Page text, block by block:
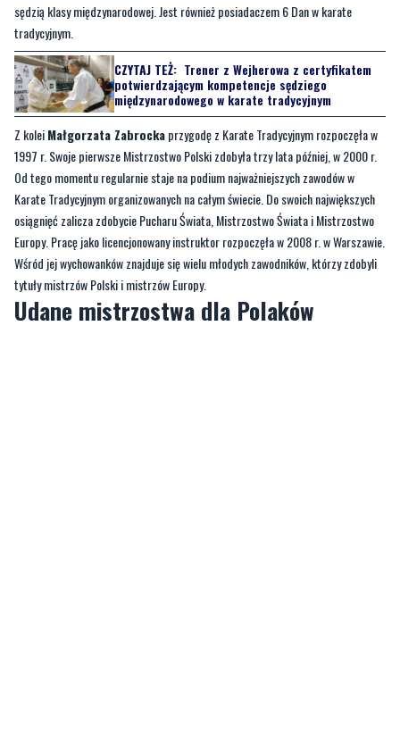
sędzią klasy międzynarodowej. Jest również posiadaczem 6 Dan w karate
tradycyjnym.
CZYTAJ TEŻ: Trener z Wejherowa z certyfikatem
potwierdzającym kompetencje sędziego
międzynarodowego w karate tradycyjnym
Z koleiMałgorzata Zabrockaprzygodę z Karate Tradycyjnym rozpoczęła w
1997 r. Swoje pierwsze Mistrzostwo Polski zdobyła trzy lata później, w 2000 r.
Od tego momentu regularnie staje na podium najważniejszych zawodów w
Karate Tradycyjnym organizowanych na całym świecie. Do swoich największych
osiągnięć zalicza zdobycie Pucharu Świata, Mistrzostwo Świata i Mistrzostwo
Europy. Pracę jako licencjonowany instruktor rozpoczęła w 2008 r. w Warszawie.
Wśród jej wychowanków znajduje się wielu młodych zawodników, którzy zdobyli
tytuły mistrzów Polski i mistrzów Europy.
Udane mistrzostwa dla Polaków